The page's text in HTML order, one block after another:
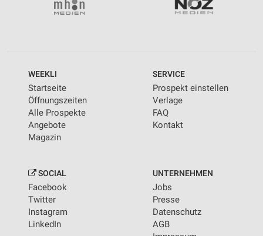
WEEKLI
Startseite
Öffnungszeiten
Alle Prospekte
Angebote
Magazin
SERVICE
Prospekt einstellen
Verlage
FAQ
Kontakt
SOCIAL
Facebook
Twitter
Instagram
LinkedIn
UNTERNEHMEN
Jobs
Presse
Datenschutz
AGB